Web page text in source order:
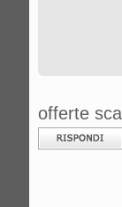
offerte
Rispondi al
messaggio